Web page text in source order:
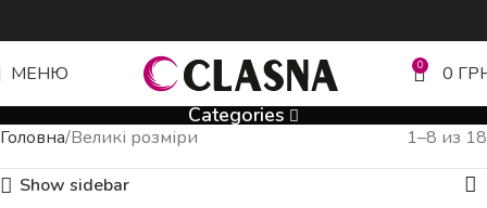
МЕНЮ 0 0
Categories
Головна Великі розміри
1–8 из 18
Show sidebar